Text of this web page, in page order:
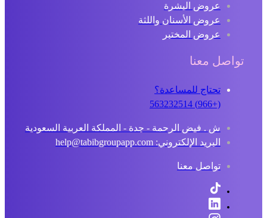
عروض البشرة
عروض الأسنان واللثة
عروض المختبر
تواصل معنا
تحتاج للمساعدة؟
ش . فيض الرحمة - جدة - المملكة العربية السعودية
البريد الإلكتروني: help@tabibgroupapp.com
تواصل معنا